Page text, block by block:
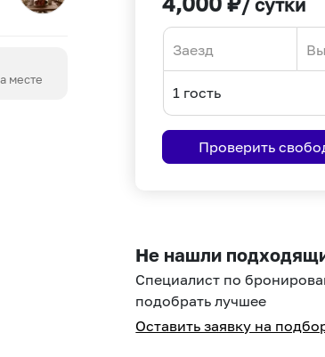
месте
/ сутки
forward
interact
with
select
a
date.
the
with
a
the
Проверить
Не нашли
Специалист по
подобрать лучшее
Оставить заявку на